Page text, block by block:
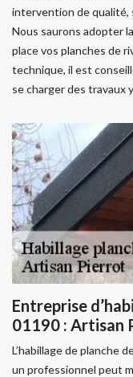
intervention de qualité,
Nous saurons adopter
place vos planches de
technique, il est
se charger des travaux
Entreprise
01190 : Artisan
L’habillage de planche
un professionnel peut